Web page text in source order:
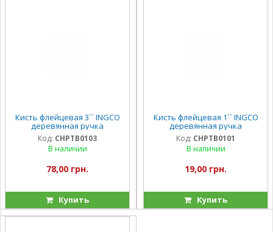
Кисть флейцевая 3`` INGCO
деревянная ручка
Код: CHPTB0103
В наличии
78,00 грн.
Купить
Кисть флейцевая 1`` INGCO
деревянная ручка
Код: CHPTB0101
В наличии
19,00 грн.
Купить